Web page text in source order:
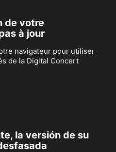
de votre
à jour
navigateur pour utiliser
de la Digital Concert
la versión de su